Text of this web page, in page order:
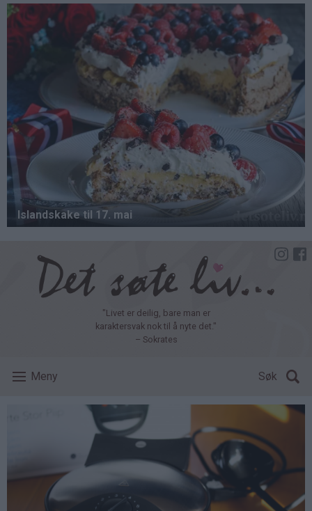
Hopp
hovedinnhold
"Livet er deilig, bare man er
karaktersvak nok til å nyte det."
– Sokrates
Meny Søk